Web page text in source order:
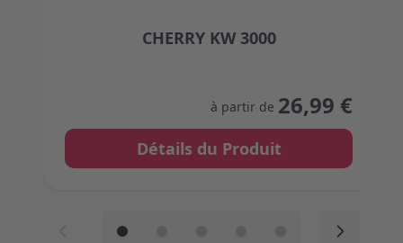
CHERRY KW 3000
à partir de 26,99 €
Détails du Produit